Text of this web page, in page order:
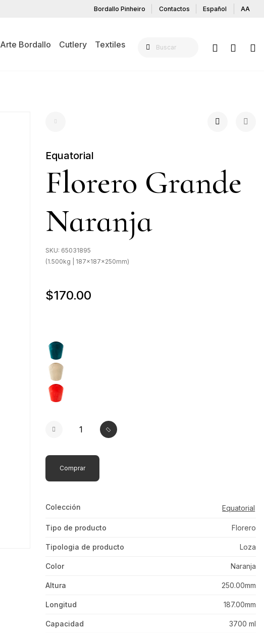
Bordallo Pinheiro Contactos Español AA
Arte Bordallo Cutlery Textiles
Equatorial
Florero Grande
Naranja
SKU: 65031895
(1.500kg | 187x187x250mm)
$170.00
selected
Comprar
Colección Equatorial
Tipo de producto Florero
Tipologia de producto Loza
Color Naranja
Altura 250.00mm
Longitud 187.00mm
Capacidad 3700 ml